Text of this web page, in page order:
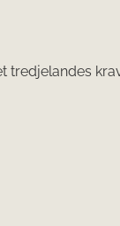
tredjelandes